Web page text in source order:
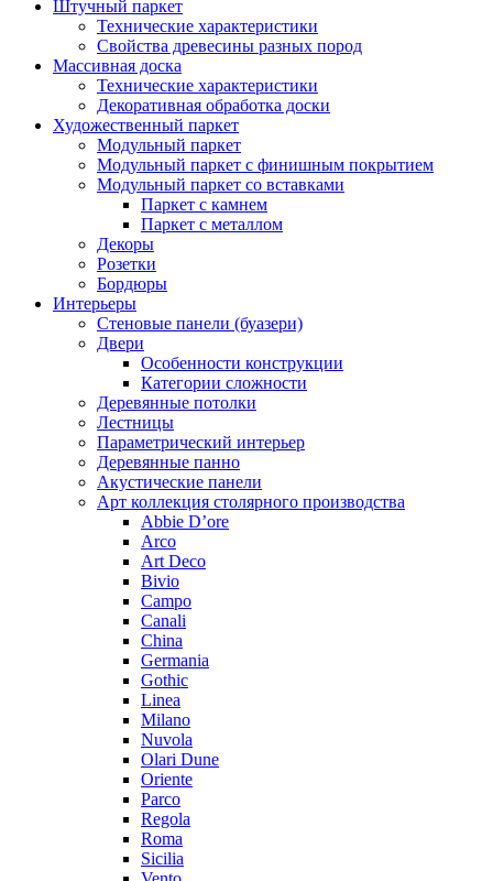
Штучный паркет
Технические характеристики
Свойства древесины разных пород
Массивная доска
Технические характеристики
Декоративная обработка доски
Художественный паркет
Модульный паркет
Модульный паркет с финишным покрытием
Модульный паркет со вставками
Паркет с камнем
Паркет с металлом
Декоры
Розетки
Бордюры
Интерьеры
Стеновые панели (буазери)
Двери
Особенности конструкции
Категории сложности
Деревянные потолки
Лестницы
Параметрический интерьер
Деревянные панно
Акустические панели
Арт коллекция столярного производства
Abbie D’ore
Arco
Art Deco
Bivio
Campo
Canali
China
Germania
Gothic
Linea
Milano
Nuvola
Olari Dune
Oriente
Parco
Regola
Roma
Sicilia